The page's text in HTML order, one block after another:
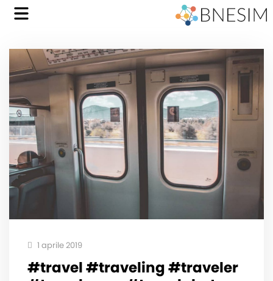
1 aprile 2019
#travel #traveling #traveler